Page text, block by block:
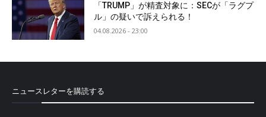
「TRUMP」が精査対象に：SECが「ラグプ
ル」の疑いで訴えられる！
04.08.2026 - 23:00
ニュースレターを購読する